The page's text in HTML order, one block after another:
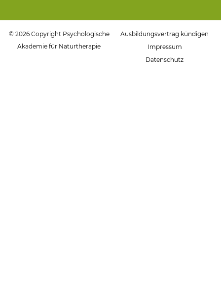
© 2026 Copyright Psychologische
Akademie für Naturtherapie
Ausbildungsvertrag kündigen
Impressum
Datenschutz